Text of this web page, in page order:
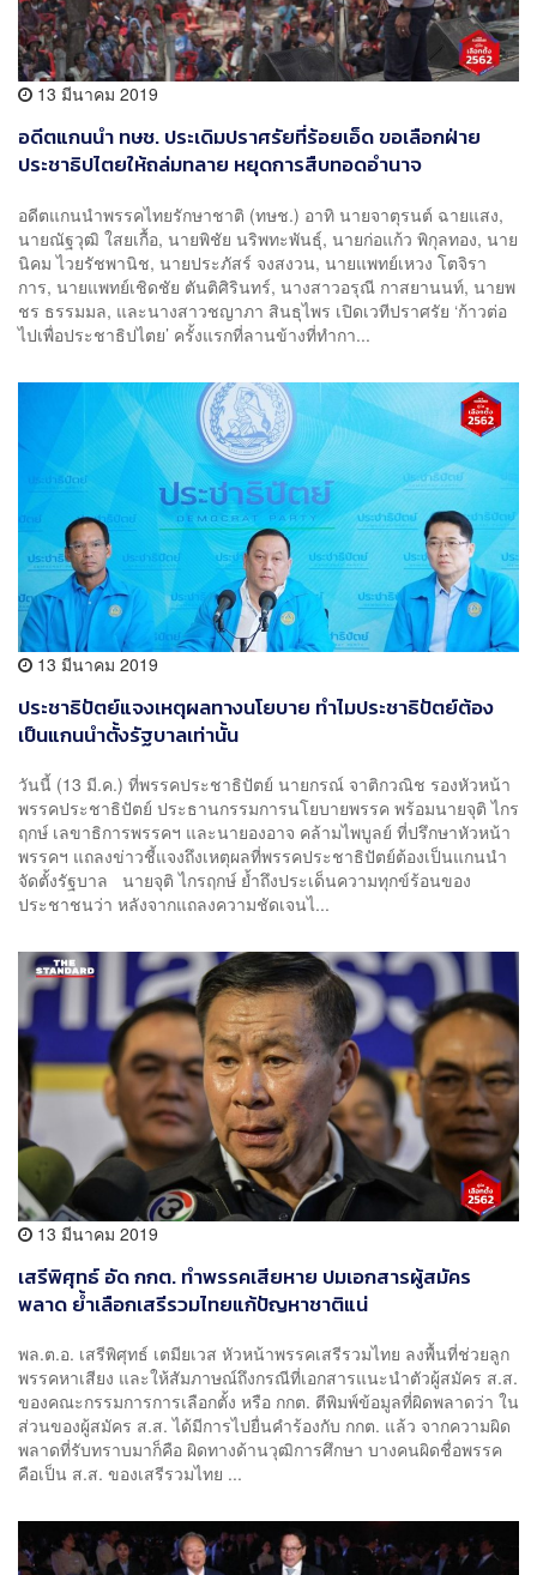
13 มีนาคม 2019
อดีตแกนนำ ทษช. ประเดิมปราศรัยที่ร้อยเอ็ด ขอเลือกฝ่าย
ประชาธิปไตยให้ถล่มทลาย หยุดการสืบทอดอำนาจ
อดีตแกนนำพรรคไทยรักษาชาติ (ทษช.) อาทิ นายจาตุรนต์ ฉายแสง,
นายณัฐวุฒิ ใสยเกื้อ, นายพิชัย นริพทะพันธุ์, นายก่อแก้ว พิกุลทอง, นาย
นิคม ไวยรัชพานิช, นายประภัสร์ จงสงวน, นายแพทย์เหวง โตจิรา
การ, นายแพทย์เชิดชัย ตันติศิรินทร์, นางสาวอรุณี กาสยานนท์, นายพ
ชร ธรรมมล, และนางสาวชญาภา สินธุไพร เปิดเวทีปราศรัย ‘ก้าวต่อ
ไปเพื่อประชาธิปไตย’ ครั้งแรกที่ลานข้างที่ทำกา...
13 มีนาคม 2019
ประชาธิปัตย์แจงเหตุผลทางนโยบาย ทำไมประชาธิปัตย์ต้อง
เป็นแกนนําตั้งรัฐบาลเท่านั้น
วันนี้ (13 มี.ค.) ที่พรรคประชาธิปัตย์ นายกรณ์ จาติกวณิช รองหัวหน้า
พรรคประชาธิปัตย์ ประธานกรรมการนโยบายพรรค พร้อมนายจุติ ไกร
ฤกษ์ เลขาธิการพรรคฯ และนายองอาจ คล้ามไพบูลย์ ที่ปรึกษาหัวหน้า
พรรคฯ แถลงข่าวชี้แจงถึงเหตุผลที่พรรคประชาธิปัตย์ต้องเป็นแกนนำ
จัดตั้งรัฐบาล นายจุติ ไกรฤกษ์ ย้ำถึงประเด็นความทุกข์ร้อนของ
ประชาชนว่า หลังจากแถลงความชัดเจนไ...
13 มีนาคม 2019
เสรีพิศุทธ์ อัด กกต. ทำพรรคเสียหาย ปมเอกสารผู้สมัคร
พลาด ย้ำเลือกเสรีรวมไทยแก้ปัญหาชาติแน่
พล.ต.อ. เสรีพิศุทธ์ เตมียเวส หัวหน้าพรรคเสรีรวมไทย ลงพื้นที่ช่วยลูก
พรรคหาเสียง และให้สัมภาษณ์ถึงกรณีที่เอกสารแนะนำตัวผู้สมัคร ส.ส.
ของคณะกรรมการการเลือกตั้ง หรือ กกต. ตีพิมพ์ข้อมูลที่ผิดพลาดว่า ใน
ส่วนของผู้สมัคร ส.ส. ได้มีการไปยื่นคำร้องกับ กกต. แล้ว จากความผิด
พลาดที่รับทราบมาก็คือ ผิดทางด้านวุฒิการศึกษา บางคนผิดชื่อพรรค
คือเป็น ส.ส. ของเสรีรวมไทย ...